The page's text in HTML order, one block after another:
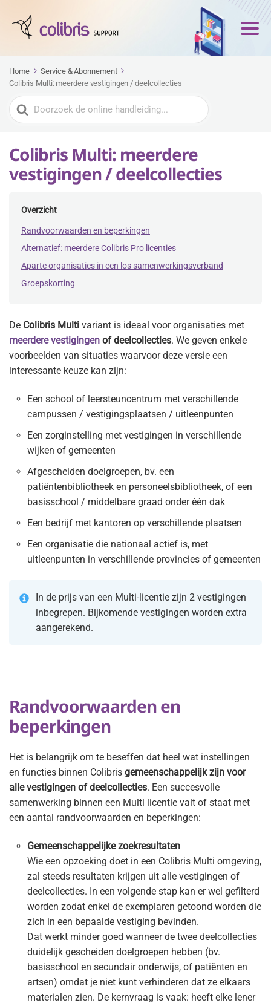
Home
Service & Abonnement
Colibris Multi: meerdere vestigingen / deelcollecties
Zoeken
naar
Colibris Multi: meerdere
vestigingen / deelcollecties
Overzicht
Randvoorwaarden en beperkingen
Alternatief: meerdere Colibris Pro licenties
Aparte organisaties in een los samenwerkingsverband
Groepskorting
De Colibris Multi variant is ideaal voor organisaties met
meerdere vestigingen of deelcollecties. We geven enkele
voorbeelden van situaties waarvoor deze versie een
interessante keuze kan zijn:
Een school of leersteuncentrum met verschillende
campussen / vestigingsplaatsen / uitleenpunten
Een zorginstelling met vestigingen in verschillende
wijken of gemeenten
Afgescheiden doelgroepen, bv. een
patiëntenbibliotheek en personeelsbibliotheek, of een
basisschool / middelbare graad onder één dak
Een bedrijf met kantoren op verschillende plaatsen
Een organisatie die nationaal actief is, met
uitleenpunten in verschillende provincies of gemeenten
In de prijs van een Multi-licentie zijn 2 vestigingen
inbegrepen. Bijkomende vestigingen worden extra
aangerekend.
Randvoorwaarden en
beperkingen
Het is belangrijk om te beseffen dat heel wat instellingen
en functies binnen Colibris gemeenschappelijk zijn voor
alle vestigingen of deelcollecties. Een succesvolle
samenwerking binnen een Multi licentie valt of staat met
een aantal randvoorwaarden en beperkingen:
Gemeenschappelijke zoekresultaten
Wie een opzoeking doet in een Colibris Multi omgeving,
zal steeds resultaten krijgen uit alle vestigingen of
deelcollecties. In een volgende stap kan er wel gefilterd
worden zodat enkel de exemplaren getoond worden die
zich in een bepaalde vestiging bevinden.
Dat werkt minder goed wanneer de twee deelcollecties
duidelijk gescheiden doelgroepen hebben (bv.
basisschool en secundair onderwijs, of patiënten en
artsen) omdat je niet kunt verhinderen dat ze elkaars
materialen zien. De kernvraag is vaak: heeft elke lener